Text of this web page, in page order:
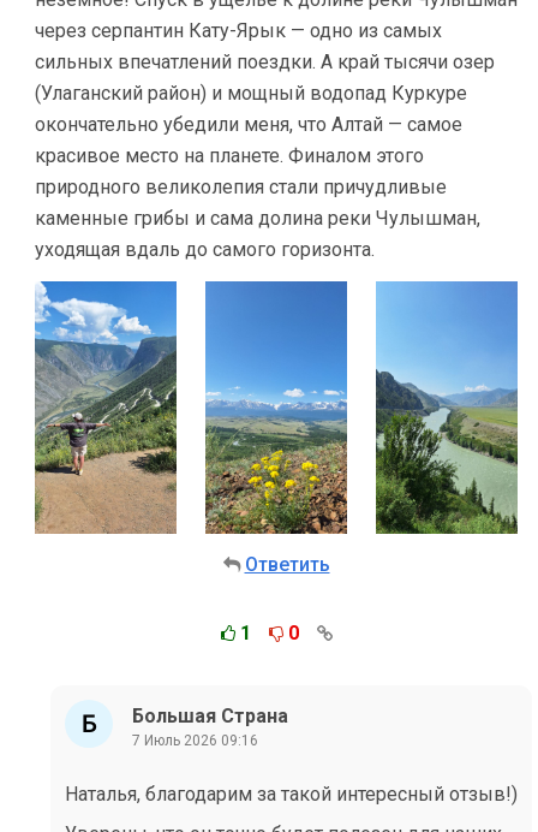
через серпантин Кату-Ярык — одно из самых
сильных впечатлений поездки. А край тысячи озер
(Улаганский район) и мощный водопад Куркуре
окончательно убедили меня, что Алтай — самое
красивое место на планете. Финалом этого
природного великолепия стали причудливые
каменные грибы и сама долина реки Чулышман,
уходящая вдаль до самого горизонта.
Ответить
1 0
Большая Страна
7 Июль 2026 09:16
Наталья, благодарим за такой интересный отзыв!)